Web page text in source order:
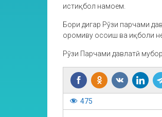
истиқбол намоем.
Бори дигар Рӯзи парчами
оромиву осоиш ва иқболи
Рӯзи Парчами давлатӣ
475